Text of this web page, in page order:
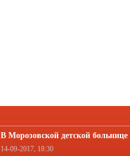
В Морозовской детской
корпус
14-09-2017, 18:30